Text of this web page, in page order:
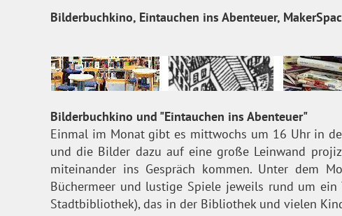
Bilderbuchkino, Eintauchen ins Abenteuer,
Bilderbuchkino und "Eintauchen ins Abenteuer"
Einmal im Monat gibt es mittwochs um 16 Uhr in
und die Bilder dazu auf eine große Leinwand
miteinander ins Gespräch kommen. Unter dem
Büchermeer und lustige Spiele jeweils rund um
Stadtbibliothek), das in der Bibliothek und vielen